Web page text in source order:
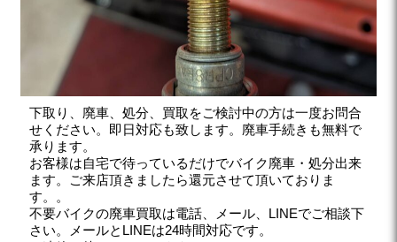
下取り、廃車、処分、買取をご検討中の方は一度お問合
せください。即日対応も致します。廃車手続きも無料で
承ります。
お客様は自宅で待っているだけでバイク廃車・処分出来
ます。ご来店頂きましたら還元させて頂いておりま
す。。
不要バイクの廃車買取は電話、メール、LINEでご相談下
さい。メールとLINEは24時間対応です。